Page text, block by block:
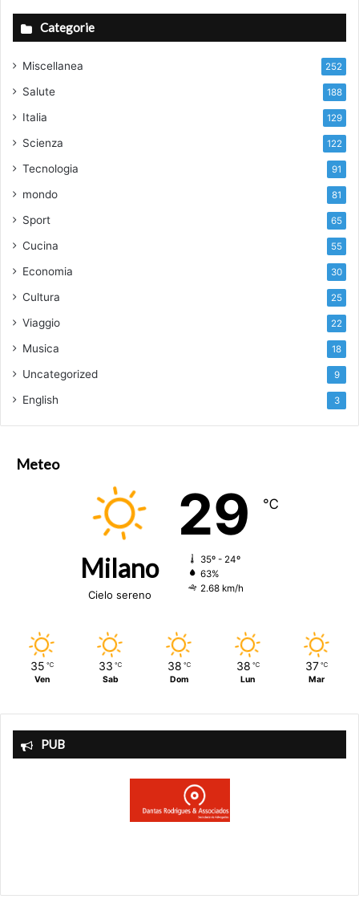
Categorie
Miscellanea 252
Salute 188
Italia 129
Scienza 122
Tecnologia 91
mondo 81
Sport 65
Cucina 55
Economia 30
Cultura 25
Viaggio 22
Musica 18
Uncategorized 9
English 3
Meteo
Milano
Cielo sereno
29 ℃
35º - 24º
63%
2.68 km/h
35 ℃
Ven
33 ℃
Sab
38 ℃
Dom
38 ℃
Lun
37 ℃
Mar
PUB